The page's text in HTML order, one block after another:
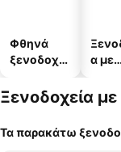
Φθηνά
ξενοδοχεί
α με
Ξενοδοχεία
Τα παρακάτω